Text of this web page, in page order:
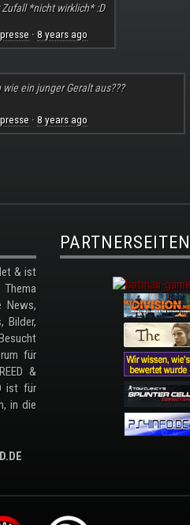
*nicht wirklich* :D
· 8 years ago
ein junger Geralt aus???
· 8 years ago
& ist
News,
Bilder,
für
&
ist für
in die
PARTNERSEITEN